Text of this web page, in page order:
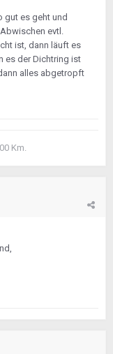
gut es geht und
evtl.
ist, dann läuft es
es der Dichtring ist
alles abgetropft
Km.